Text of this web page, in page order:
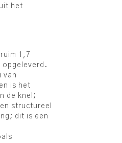
het
1,7
opgeleverd.
van
is het
de knel;
structureel
dit is een